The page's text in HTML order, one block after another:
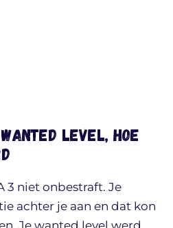
level, hoe
3 niet onbestraft. Je
achter je aan en dat kon
Je wanted level werd